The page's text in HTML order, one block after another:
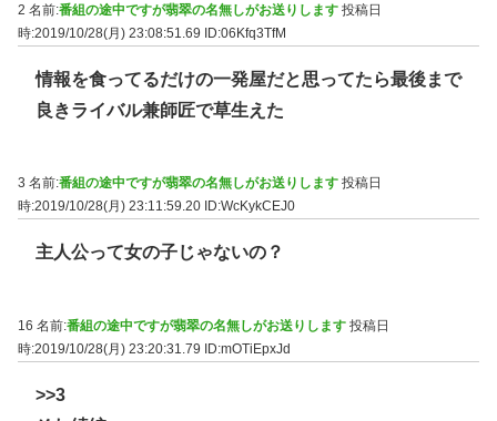
2 名前:番組の途中ですが翡翠の名無しがお送りします 投稿日
時:2019/10/28(月) 23:08:51.69 ID:06Kfq3TfM
情報を食ってるだけの一発屋だと思ってたら最後まで
良きライバル兼師匠で草生えた
3 名前:番組の途中ですが翡翠の名無しがお送りします 投稿日
時:2019/10/28(月) 23:11:59.20 ID:WcKykCEJ0
主人公って女の子じゃないの？
16 名前:番組の途中ですが翡翠の名無しがお送りします 投稿日
時:2019/10/28(月) 23:20:31.79 ID:mOTiEpxJd
>>3